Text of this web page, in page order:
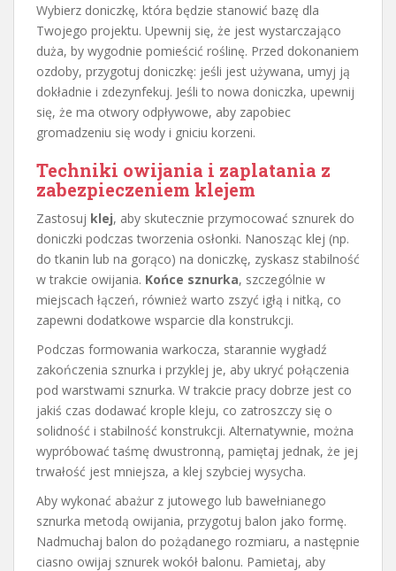
Wybierz doniczkę, która będzie stanowić bazę dla
Twojego projektu. Upewnij się, że jest wystarczająco
duża, by wygodnie pomieścić roślinę. Przed dokonaniem
ozdoby, przygotuj doniczkę: jeśli jest używana, umyj ją
dokładnie i zdezynfekuj. Jeśli to nowa doniczka, upewnij
się, że ma otwory odpływowe, aby zapobiec
gromadzeniu się wody i gniciu korzeni.
Techniki owijania i zaplatania z
zabezpieczeniem klejem
Zastosuj klej, aby skutecznie przymocować sznurek do
doniczki podczas tworzenia osłonki. Nanosząc klej (np.
do tkanin lub na gorąco) na doniczkę, zyskasz stabilność
w trakcie owijania. Końce sznurka, szczególnie w
miejscach łączeń, również warto zszyć igłą i nitką, co
zapewni dodatkowe wsparcie dla konstrukcji.
Podczas formowania warkocza, starannie wygładź
zakończenia sznurka i przyklej je, aby ukryć połączenia
pod warstwami sznurka. W trakcie pracy dobrze jest co
jakiś czas dodawać krople kleju, co zatroszczy się o
solidność i stabilność konstrukcji. Alternatywnie, można
wypróbować taśmę dwustronną, pamiętaj jednak, że jej
trwałość jest mniejsza, a klej szybciej wysycha.
Aby wykonać abażur z jutowego lub bawełnianego
sznurka metodą owijania, przygotuj balon jako formę.
Nadmuchaj balon do pożądanego rozmiaru, a następnie
ciasno owijaj sznurek wokół balonu. Pamietaj, aby